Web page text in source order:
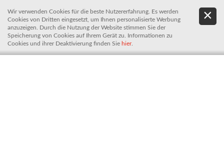
Wir verwenden Cookies für die beste Nutzererfahrung. Es werden
Cookies von Dritten eingesetzt, um Ihnen personalisierte Werbung
anzuzeigen. Durch die Nutzung der Website stimmen Sie der
Speicherung von Cookies auf Ihrem Gerät zu. Informationen zu
Cookies und ihrer Deaktivierung finden Sie hier.
De.It